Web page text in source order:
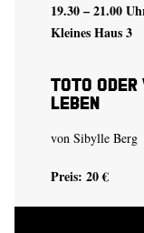
19.30 – 21.00
Kleines Haus 3
Toto oder
Leben
von Sibylle Berg
Preis: 20 €